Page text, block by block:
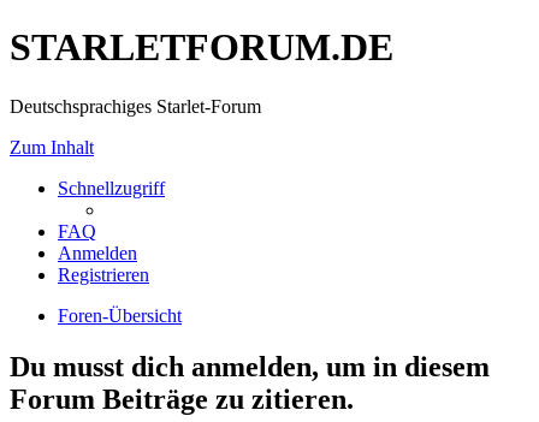
STARLETFORUM.DE
Deutschsprachiges Starlet-Forum
Zum Inhalt
Schnellzugriff
FAQ
Anmelden
Registrieren
Foren-Übersicht
Du musst dich anmelden, um in diesem
Forum Beiträge zu zitieren.